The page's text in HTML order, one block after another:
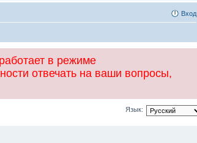
Вход
в режиме
отвечать на ваши вопросы,
Язык: